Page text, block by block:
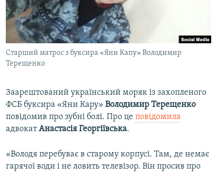
ВІДЕОУРОКИ «ELIFBE»
СВІДЧЕННЯ ОКУПАЦІЇ
УКРАЇНСЬКА ПРОБЛЕМА КРИМУ
ІНФОГРАФІКА
Русский
Qırımtatar
ДОЛУЧАЙСЯ!
Усі сайти RFE/RL
Старший матрос з буксира «Яни Капу» Володимир
Терещенко
Заарештований український моряк із захопленого
ФСБ буксира «Яни Кару» Володимир Терещенко
повідомив про зубні болі. Про це повідомила
адвокатАнастасія Георгіївська.
«Володя перебуває в старому корпусі. Там, де немає
гарячої води і не ловить телевізор. Він просив про